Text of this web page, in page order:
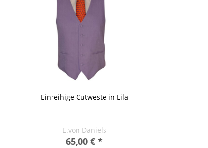
Einreihige Cutweste in Lila
E.von Daniels
65,00 € *